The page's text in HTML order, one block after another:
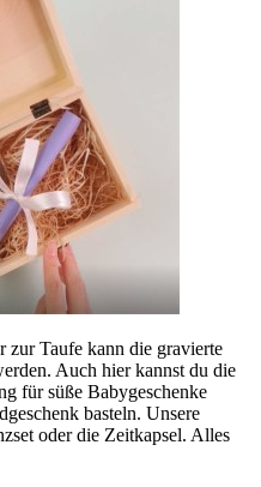
zur Taufe kann die gravierte
Auch hier kannst du die
für süße Babygeschenke
basteln. Unsere
oder die Zeitkapsel. Alles